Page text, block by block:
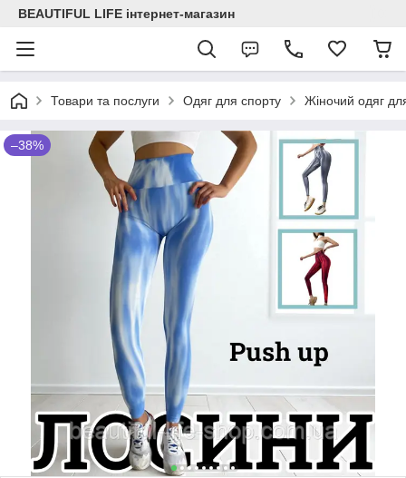
BEAUTIFUL LIFE інтернет-магазин
Товари та послуги Одяг для спорту Жіночий одяг
–38%